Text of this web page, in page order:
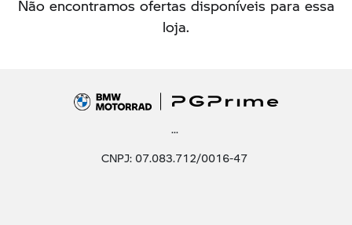
Não encontramos ofertas disponíveis para essa
loja.
...
CNPJ: 07.083.712/0016-47